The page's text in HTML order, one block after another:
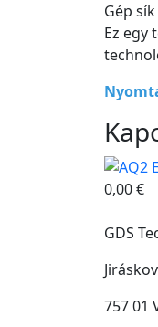
Gép sík
Ez egy
0,00 €
GDS
757 01